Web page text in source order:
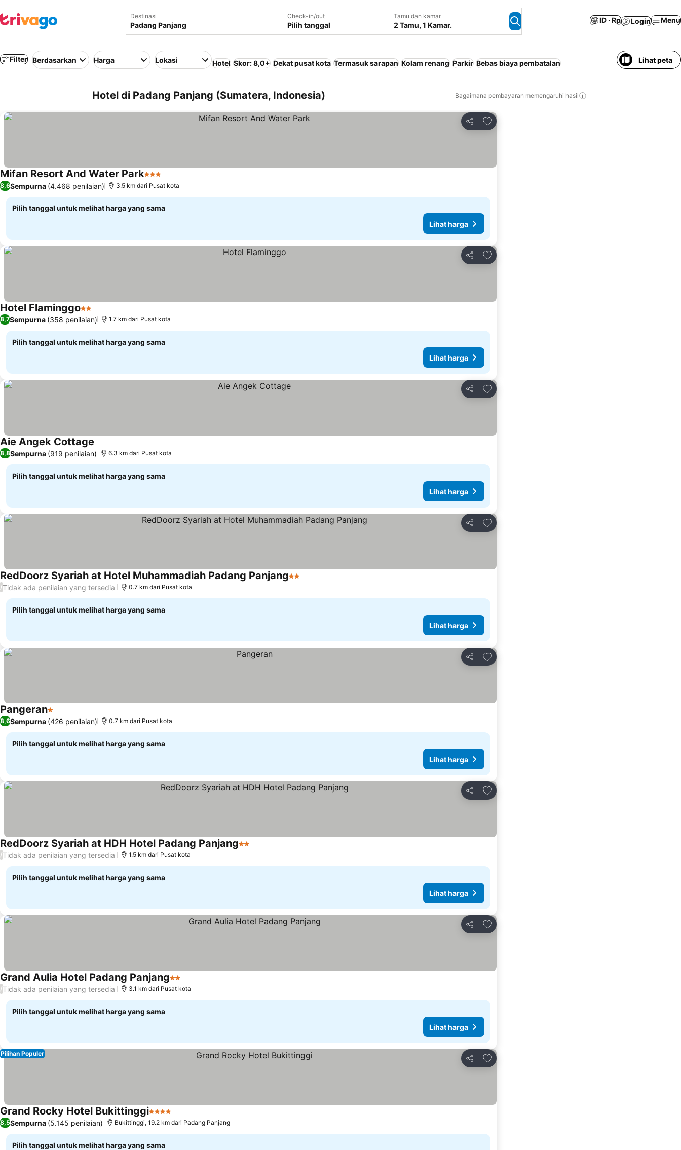
Destinasi Check-in/out
Pilih tanggal
Tamu dan kamar
2 Tamu, 1 Kamar.
ID · Rp Login Menu
Filter Berdasarkan Harga Lokasi Hotel Skor: 8,0+ Dekat pusat kota Termasuk sarapan Kolam renang Parkir Bebas biaya pembatalan Lihat peta
Hotel di Padang Panjang (Sumatera, Indonesia) Bagaimana pembayaran memengaruhi hasil
Bagikan
Tambahkan ke favorit
Mifan Resort And Water Park3 Bintang
8,6Sempurna (4.468 penilaian) 3.5 km dari Pusat kota
Pilih tanggal untuk melihat harga yang sama
Lihat harga
Bagikan
Tambahkan ke favorit
Hotel Flaminggo2 BintangLihat harga
8,7Sempurna (358 penilaian) 1.7 km dari Pusat kota
Pilih tanggal untuk melihat harga yang sama
Lihat harga
Bagikan
Tambahkan ke favorit
Aie Angek Cottage Lihat harga
8,8Sempurna (919 penilaian) 6.3 km dari Pusat kota
Pilih tanggal untuk melihat harga yang sama
Lihat harga
Bagikan
Tambahkan ke favorit
RedDoorz Syariah at Hotel Muhammadiah Padang Panjang2 Bintang
/Tidak ada penilaian yang tersedia 0.7 km dari Pusat kota
Pilih tanggal untuk melihat harga yang sama
Lihat harga
Bagikan
Tambahkan ke favorit
Pangeran1 Bintang
8,6Sempurna (426 penilaian) 0.7 km dari Pusat kota
Pilih tanggal untuk melihat harga yang sama
Lihat harga
Bagikan
Tambahkan ke favorit
RedDoorz Syariah at HDH Hotel Padang Panjang2 Bintang
/Tidak ada penilaian yang tersedia 1.5 km dari Pusat kota
Pilih tanggal untuk melihat harga yang sama
Lihat harga
Bagikan
Tambahkan ke favorit
Grand Aulia Hotel Padang Panjang2 Bintang
/Tidak ada penilaian yang tersedia 3.1 km dari Pusat kota
Pilih tanggal untuk melihat harga yang sama
Lihat harga
Bagikan
Tambahkan ke favorit
Pilihan Populer
Grand Rocky Hotel Bukittinggi4 Bintang
8,5Sempurna (5.145 penilaian) Bukittinggi, 19.2 km dari Padang Panjang
Pilih tanggal untuk melihat harga yang sama